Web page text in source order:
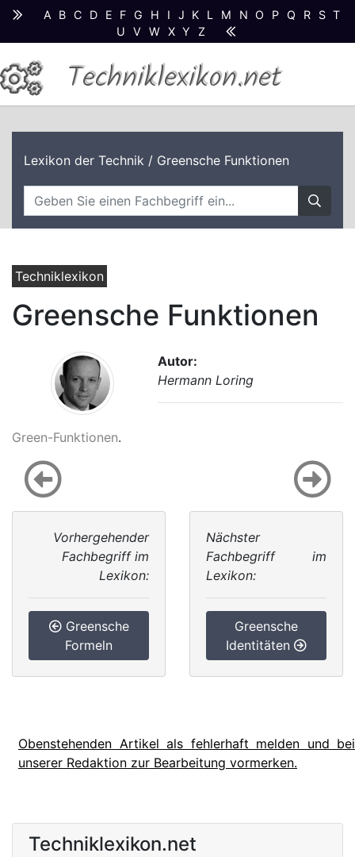
A B C D E F G H I J K L M N O P Q R S T
U
V W X Y Z
Techniklexikon.net
Lexikon der Technik / Greensche Funktionen
Techniklexikon
Greensche Funktionen
Autor:
Hermann Loring
Green-Funktionen.
Vorhergehender
Fachbegriff im
Lexikon:
Greensche
Formeln
Nächster
Fachbegriff im
Lexikon:
Greensche
Identitäten
Obenstehenden Artikel als fehlerhaft melden und bei
unserer Redaktion zur Bearbeitung vormerken.
Techniklexikon.net